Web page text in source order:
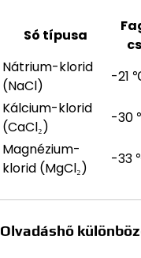
Só típusa
Nátrium-klorid
(NaCl)
-21
Kálcium-klorid
(CaCl₂)
-30
Magnézium-
klorid (MgCl₂)
-33
Olvadáshő